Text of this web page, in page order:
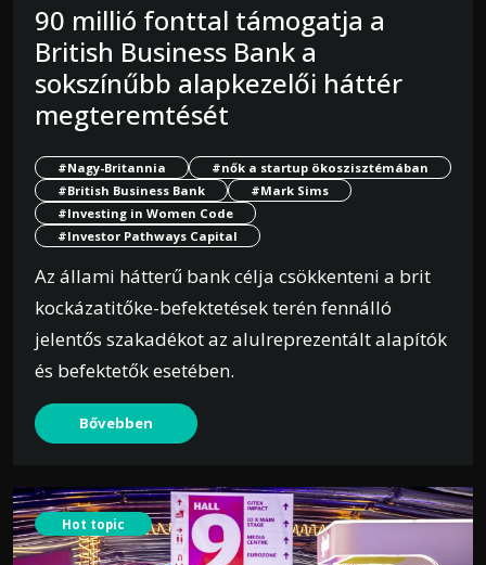
90 millió fonttal támogatja a
British Business Bank a
sokszínűbb alapkezelői háttér
megteremtését
#Nagy-Britannia
#nők a startup ökoszisztémában
#British Business Bank
#Mark Sims
#Investing in Women Code
#Investor Pathways Capital
Az állami hátterű bank célja csökkenteni a brit
kockázatitőke-befektetések terén fennálló
jelentős szakadékot az alulreprezentált alapítók
és befektetők esetében.
Bővebben
Hot topic